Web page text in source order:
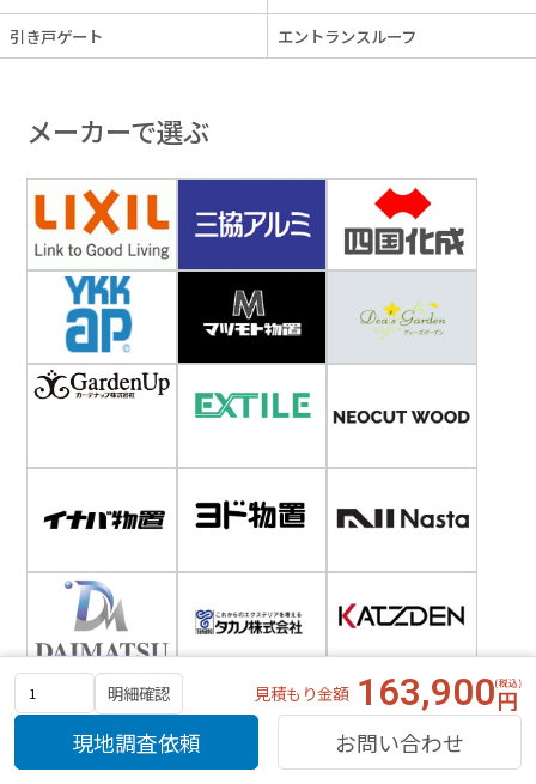
明細確認 見積もり金額 163,900
現地調査依頼 お問い合わせ
引き戸ゲート エントランスルーフ
メーカーで選ぶ